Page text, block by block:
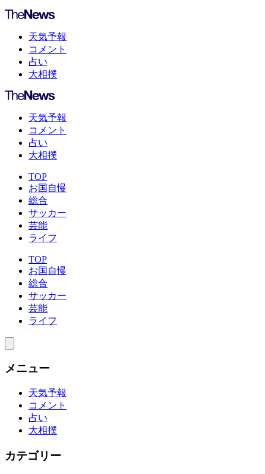
天気予報
コメント
占い
大相撲
天気予報
コメント
占い
大相撲
TOP
お国自慢
総合
サッカー
芸能
ライフ
TOP
お国自慢
総合
サッカー
芸能
ライフ
メニュー
天気予報
コメント
占い
大相撲
カテゴリー